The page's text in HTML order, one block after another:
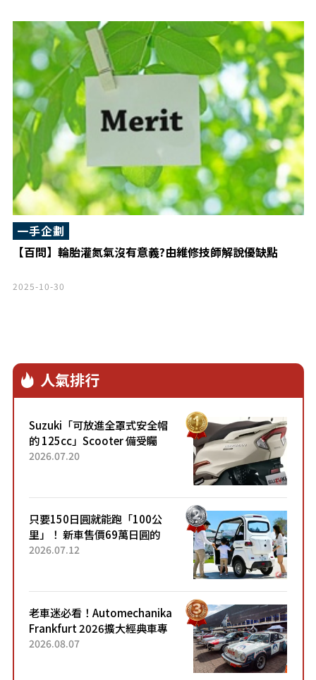
【百問】輪胎灌氮氣沒有意義?由維修技師解說優缺點
一手企劃
2025-10-30
人氣排行
Suzuki「可放進全罩式安全帽
的 125cc」Scooter 備受矚
目！採用全新流線設計與各項
2026.07.20
只要150日圓就能跑「100公
里」！ 新車售價69萬日圓的
「3人座」Trike大受歡迎！ 順
2026.07.12
老車迷必看！Automechanika
Frankfurt 2026擴大經典車專
區 1954年珍稀古董車現場修復
2026.08.07